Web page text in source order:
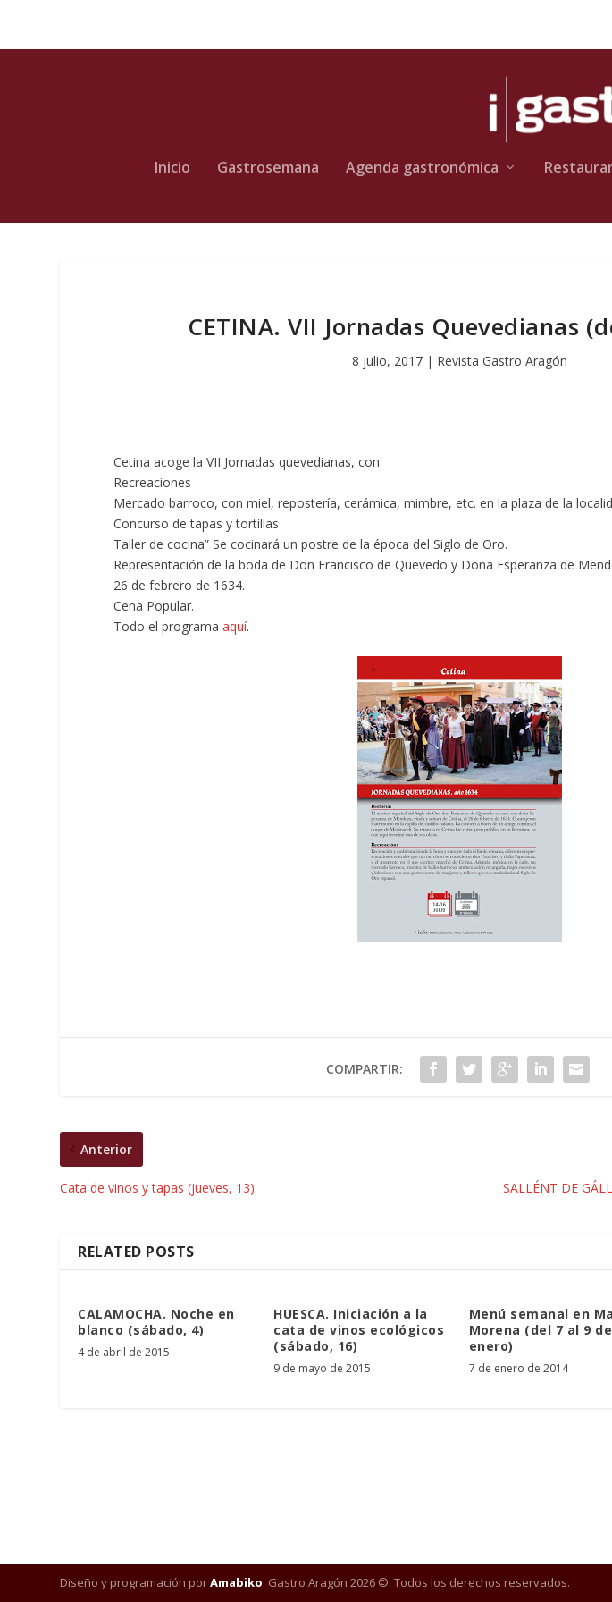
Inicio Gastrosemana Agenda gastronómica
CETINA. VII Jornadas Quevedianas
8 julio, 2017 | Revista Gastro Aragón
Cetina acoge la VII Jornadas quevedianas, con
Recreaciones
Mercado barroco, con miel, repostería, cerámica, mimbre, etc. en la plaza de la
Concurso de tapas y tortillas
Taller de cocina” Se cocinará un postre de la época del Siglo de Oro.
Representación de la boda de Don Francisco de Quevedo y Doña Esperanza de
26 de febrero de 1634.
Cena Popular.
Todo el programaaquí.
COMPARTIR:
Anterior
Cata de vinos y tapas (jueves, 13)
SALLÉNT DE
RELATED POSTS
CALAMOCHA. Noche en
blanco (sábado, 4)
4 de abril de 2015
HUESCA. Iniciación a la
cata de vinos ecológicos
(sábado, 16)
9 de mayo de 2015
Menú semanal en
Morena (del 7 al 9 de
enero)
7 de enero de 2014
Diseño y programación porAmabiko. Gastro Aragón 2026 ©. Todos los derechos reservados.